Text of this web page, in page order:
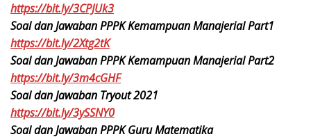
https://bit.ly/3CPJUk3
Soal dan Jawaban PPPK Kemampuan Manajerial Part1
https://bit.ly/2Xtg2tK
Soal dan Jawaban PPPK Kemampuan Manajerial Part2
https://bit.ly/3m4cGHF
Soal dan Jawaban Tryout 2021
https://bit.ly/3ySSNY0
Soal dan Jawaban PPPK Guru Matematika